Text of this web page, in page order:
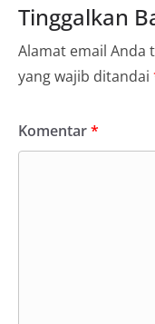
Tinggalkan
Alamat email Anda
yang wajib ditandai
Komentar*